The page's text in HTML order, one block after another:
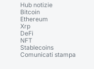
Hub notizie
Bitcoin
Ethereum
Xrp
DeFi
NFT
Stablecoins
Comunicati stampa